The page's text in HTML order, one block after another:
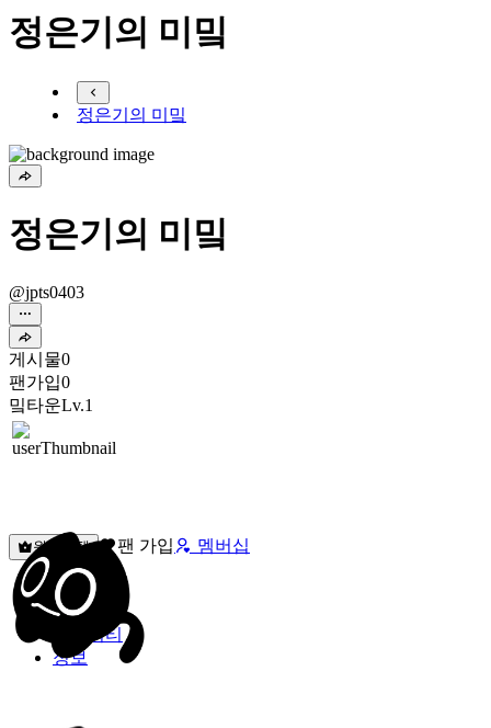
정은기의 미밐
정은기의 미밐
정은기의 미밐
@jpts0403
게시물0
팬가입0
밐타운Lv.1
원픽선택 팬 가입 멤버십
밐타운
피드
커뮤니티
정보